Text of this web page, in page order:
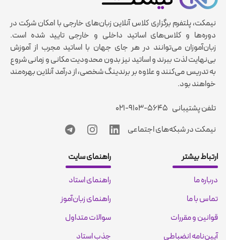
نیمکت، پلتفرم برگزاری کلاس آنلاین زبان‌های خارجی با امکان شرکت در
دوره‌ها و کلاس‌های اساتید داخلی و خارجی تایید شده است.
زبان‌آموزان می‌توانند در هر جای جهان با اساتید مجرب از آموزش
بی‌نهایت لذت ببرند و اساتید نیز بدون محدودیت مکانی و زمانی شروع
به تدریس می‌کنند و علاوه بر برندینگ شخصی، از درآمد آنلاین بهره‌مند
خواهند بود.
تلفن پشتیبانی ۰۲۱-۹۱۰۳-۵۶۴۵
نیمکت در شبکه‌های اجتماعی
ارتباط بیشتر
درباره ما
تماس با ما
قوانین و مقررات
آیین‌نامه انضباطی
راهنمای سایت
راهنمای استاد
راهنمای زبان‌آموز
سوالات متداول
جذب استاد